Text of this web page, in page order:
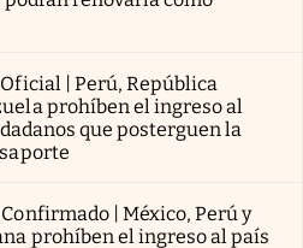
Oficial | Perú, República
prohíben el ingreso al
que posterguen la
Confirmado | México, Perú y
prohíben el ingreso al país